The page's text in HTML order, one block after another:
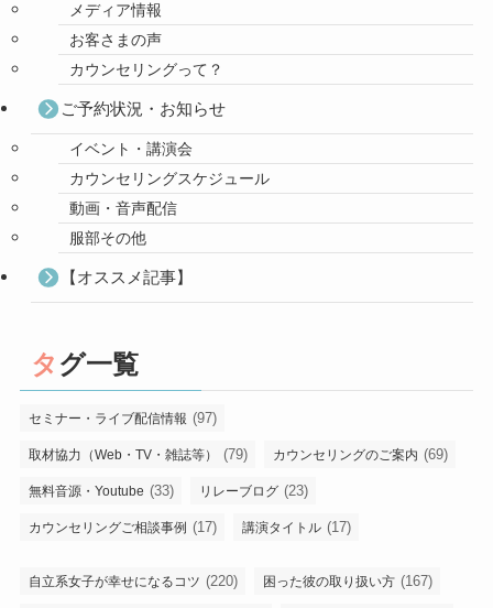
メディア情報
お客さまの声
カウンセリングって？
ご予約状況・お知らせ
イベント・講演会
カウンセリングスケジュール
動画・音声配信
服部その他
【オススメ記事】
タグ一覧
セミナー・ライブ配信情報 (97)
取材協力（Web・TV・雑誌等） (79) カウンセリングのご案内 (69)
無料音源・Youtube (33) リレーブログ (23)
カウンセリングご相談事例 (17) 講演タイトル (17)
自立系女子が幸せになるコツ (220) 困った彼の取り扱い方 (167)